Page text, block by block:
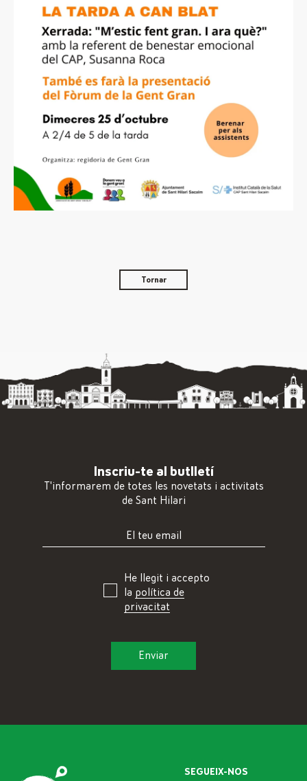
Tornar
Inscriu-te al butlletí
T'informarem de totes les novetats i activitats
de Sant Hilari
He llegit i accepto
la política de
privacitat
SEGUEIX-NOS